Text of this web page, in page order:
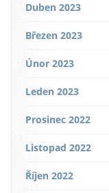
Duben 2023
Březen 2023
Únor 2023
Leden 2023
Prosinec 2022
Listopad 2022
Říjen 2022